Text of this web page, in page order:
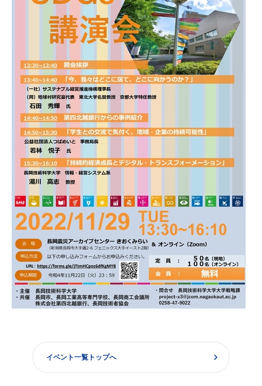
イベント一覧トップへ chevron_right